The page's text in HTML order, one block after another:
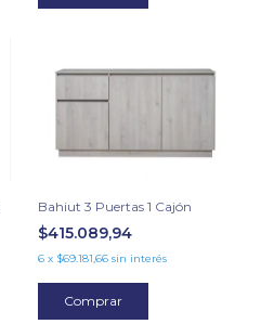
Bahiut 3 Puertas 1 Cajón
$415.089,94
6 x $69.181,66 sin interés
Comprar